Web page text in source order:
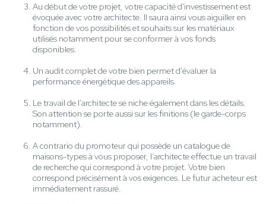
Au début de votre projet, votre capacité d'investissement est
évoquée avec votre architecte. Il saura ainsi vous aiguiller en
fonction de vos possibilités et souhaits sur les matériaux
utilisés notamment pour se conformer à vos fonds
disponibles.
Un audit complet de votre bien permet d'évaluer la
performance énergétique des appareils.
Le travail de l'architecte se niche également dans les détails.
Son attention se porte aussi sur les finitions (le garde-corps
notamment).
A contrario du promoteur qui possède un catalogue de
maisons-types à vous proposer, l’architecte effectue un travail
de recherche qui correspond à votre projet. Votre bien
correspond précisément à vos exigences. Le futur acheteur est
immédiatement rassuré.